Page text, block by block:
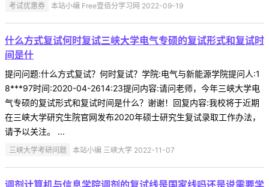
考试优惠券 本站小编 Free壹佰分学习网 2022-09-19
什么方式复试何时复试三峡大学电气专硕的复试形式和复试时
间是什
提问问题:什么方式复试？何时复试？学院:电气与新能源学院提问人:1
8***97时间:2020-04-2614:23提问内容:请问老师，今年三峡大学电
气专硕的复试形式和复试时间是什么？谢谢！回复内容:我校将于近期
在三峡大学研究生院官网发布2020年硕士研究生复试录取工作办法，
请予以关注。 ...
三峡大学考研问题 本站小编 三峡大学 2022-11-07
调剂计算机与信息学院调剂的复试线是国家线吗还是说需要学